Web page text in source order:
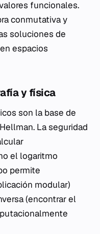
funcionales.
conmutativa y
soluciones de
espacios
y física
son la base de
La seguridad
el logaritmo
permite
modular)
(encontrar el